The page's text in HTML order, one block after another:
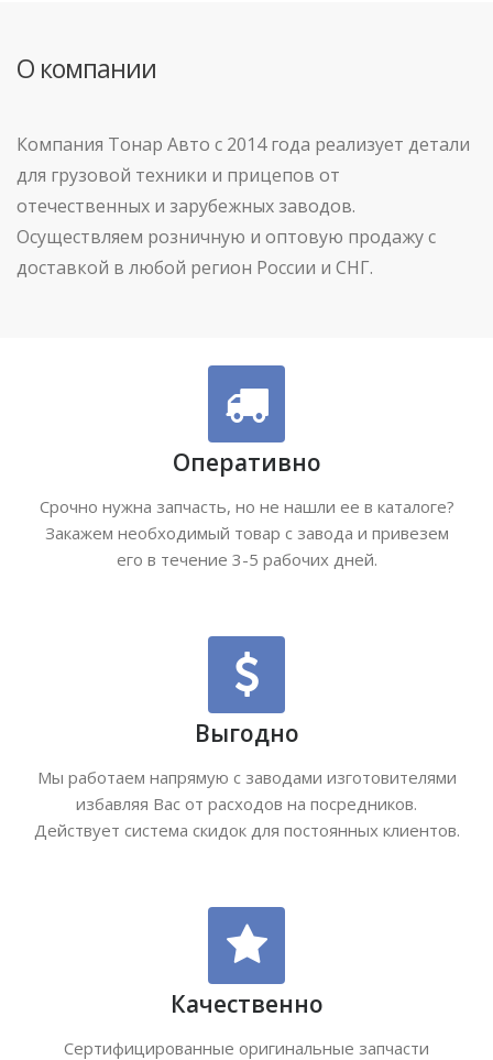
О компании
Компания Тонар Авто с 2014 года реализует детали
для грузовой техники и прицепов от
отечественных и зарубежных заводов.
Осуществляем розничную и оптовую продажу с
доставкой в любой регион России и СНГ.
Оперативно
Срочно нужна запчасть, но не нашли ее в каталоге?
Закажем необходимый товар с завода и привезем
его в течение 3-5 рабочих дней.
Выгодно
Мы работаем напрямую с заводами изготовителями
избавляя Вас от расходов на посредников.
Действует система скидок для постоянных клиентов.
Качественно
Сертифицированные оригинальные запчасти